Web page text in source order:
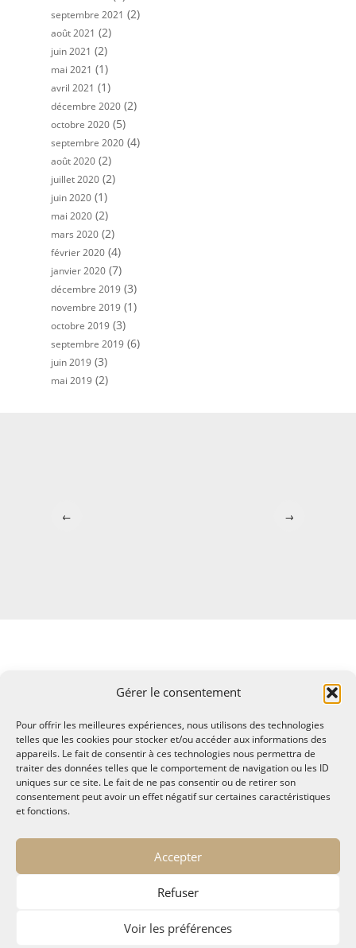
Gérer le consentement
Pour offrir les meilleures expériences, nous utilisons des technologies
telles que les cookies pour stocker et/ou accéder aux informations des
appareils. Le fait de consentir à ces technologies nous permettra de
traiter des données telles que le comportement de navigation ou les ID
uniques sur ce site. Le fait de ne pas consentir ou de retirer son
consentement peut avoir un effet négatif sur certaines caractéristiques
et fonctions.
Accepter
Refuser
Voir les préférences
septembre 2021 (2)
août 2021 (2)
juin 2021 (2)
mai 2021 (1)
avril 2021 (1)
décembre 2020 (2)
octobre 2020 (5)
septembre 2020 (4)
août 2020 (2)
juillet 2020 (2)
juin 2020 (1)
mai 2020 (2)
mars 2020 (2)
février 2020 (4)
janvier 2020 (7)
décembre 2019 (3)
novembre 2019 (1)
octobre 2019 (3)
septembre 2019 (6)
juin 2019 (3)
mai 2019 (2)
← →
© MALTAE, Mémoire A Lire, Territoire A l'Ecoute / 1995-
2025
32, chemin Saint Lazare - Hyères 83400
maltae2(arobase)gmail.com